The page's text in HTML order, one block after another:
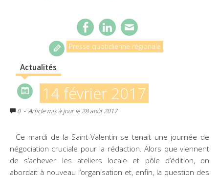
Presse quotidienne régionale
Actualités
14 février 2017
0 - Article mis à jour le 28 août 2017
Ce mardi de la Saint-Valentin se tenait une journée de
négociation cruciale pour la rédaction. Alors que viennent
de s’achever les ateliers locale et pôle d’édition, on
abordait à nouveau l’organisation et, enfin, la question des